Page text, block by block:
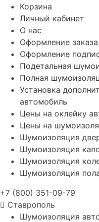
Корзина
Личный кабинет
О нас
Оформление заказа
Оформление
Подетальная
Полная
Установка
автомобиль
Цены на оклейку
Цены на
Шумоизоляция
Шумоизоляция
Шумоизоляция
Шумоизоляция
+7 (800) 351-09-79
Ставрополь
Шумоизоляция